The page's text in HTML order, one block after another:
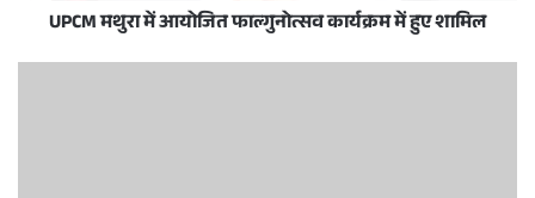
UPCM मथुरा में आयोजित फाल्गुनोत्सव कार्यक्रम में हुए शामिल